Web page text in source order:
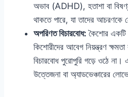
অভাব (ADHD), হতাশা বা
থাকতে পারে, যা তাদের আচরণকে
অপরিণত বিচারবোধ: কৈশোর একটি
কিশোরীদের আবেগ নিয়ন্ত্রণ
বিচারবোধ পুরোপুরি গড়ে ওঠে না।
উত্তেজনা বা অ্যাডভেঞ্চারের